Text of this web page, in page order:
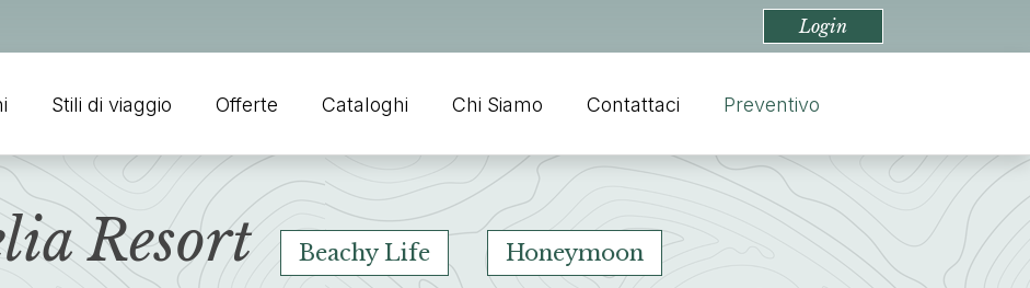
Login
Stili di viaggio Offerte Cataloghi Chi Siamo Contattaci Preventivo
Resort Beachy Life Honeymoon